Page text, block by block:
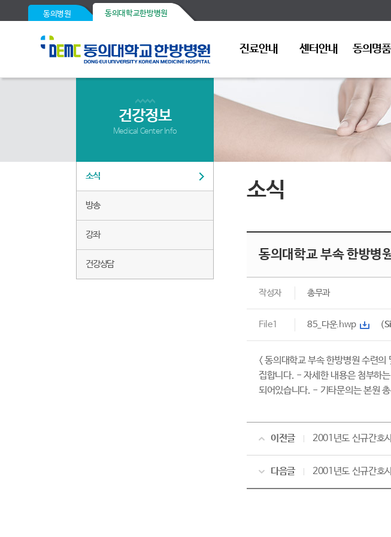
동의병원 동의대학교한방병원
진료안내 센터안내 동의명
건강정보
Medical Center Info
소식
방송
강좌
건강상담
소식
동의대학교 부속 한방병
작성자 총무과
File1 85_다운.hwp (
< 동의대학교 부속 한방병원 수련
집합니다. - 자세한 내용은 첨부하
되어있습니다. - 기타문의는 본원
이전글 2001년도 신규간호
다음글 2001년도 신규간호